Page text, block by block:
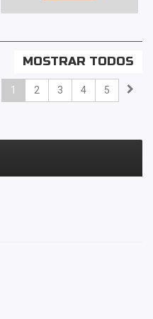
MOSTRAR TODOS
1 2 3 4 5